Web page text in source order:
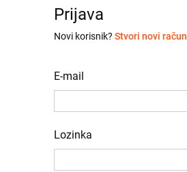
Prijava
Novi korisnik? Stvori novi račun
E-mail
Lozinka